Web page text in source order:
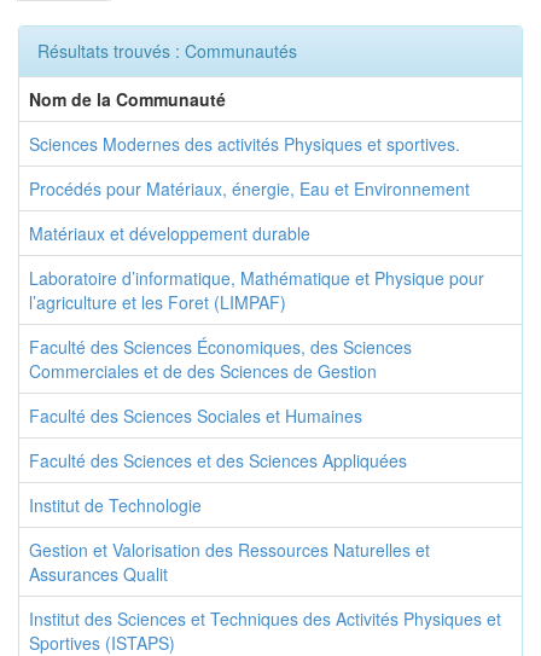
Résultats trouvés : Communautés
Nom de la Communauté
Sciences Modernes des activités Physiques et sportives.
Procédés pour Matériaux, énergie, Eau et Environnement
Matériaux et développement durable
Laboratoire d’informatique, Mathématique et Physique pour
l’agriculture et les Foret (LIMPAF)
Faculté des Sciences Économiques, des Sciences
Commerciales et de des Sciences de Gestion
Faculté des Sciences Sociales et Humaines
Faculté des Sciences et des Sciences Appliquées
Institut de Technologie
Gestion et Valorisation des Ressources Naturelles et
Assurances Qualit
Institut des Sciences et Techniques des Activités Physiques et
Sportives (ISTAPS)